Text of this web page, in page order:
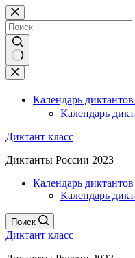
Перейти
к
сути
Ничего
не
найденоКалендарь
Календарь
Диктант класс
Диктанты России 2023
Календарь
Календарь
Поиск
Диктант класс